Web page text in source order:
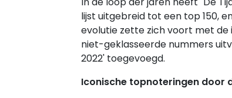
lijst uitgebreid tot een top 150,
evolutie zette zich voort met de
niet-geklasseerde nummers
2022' toegevoegd.
Iconische topnoteringen door